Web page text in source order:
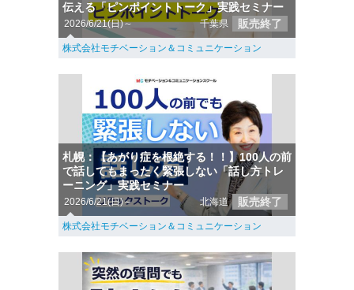
伝える「ピンポイントトーク」実践セミナー
2026/6/21(日)～ 千葉県 販売終了
株式会社モチベーション＆コミュニケーション
札幌：【あがり症を根絶する！！】100人の前
で話してもまったく緊張しない「話し方トレ
ーニング」実践セミナー
2026/6/21(日)～ 北海道 販売終了
株式会社モチベーション＆コミュニケーション